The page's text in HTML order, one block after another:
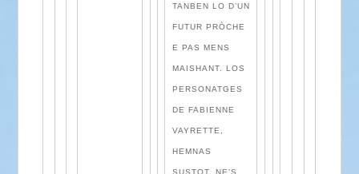
TANBEN LO D’UN
FUTUR PRÒCHE
E PAS MENS
MAISHANT. LOS
PERSONATGES
DE FABIENNE
VAYRETTE,
HEMNAS
SUSTOT, NE’S